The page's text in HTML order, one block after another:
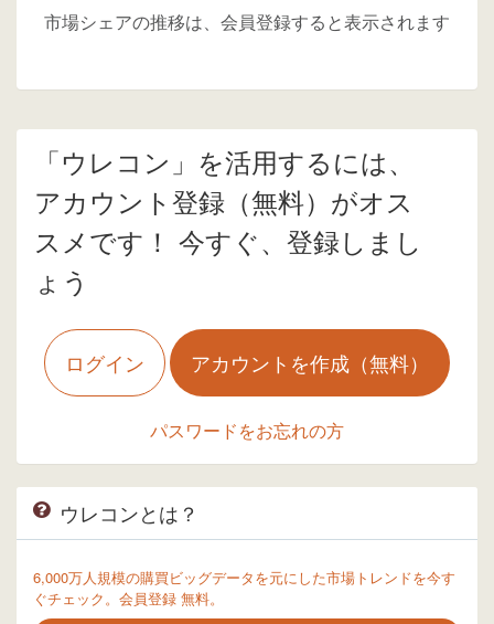
市場シェアの推移は、会員登録すると表示されます
「ウレコン」を活用するには、
アカウント登録（無料）がオス
スメです！ 今すぐ、登録しまし
ょう
ログイン アカウントを作成（無料）
パスワードをお忘れの方
ウレコンとは？
6,000万人規模の購買ビッグデータを元にした市場トレンドを今す
ぐチェック。会員登録 無料。